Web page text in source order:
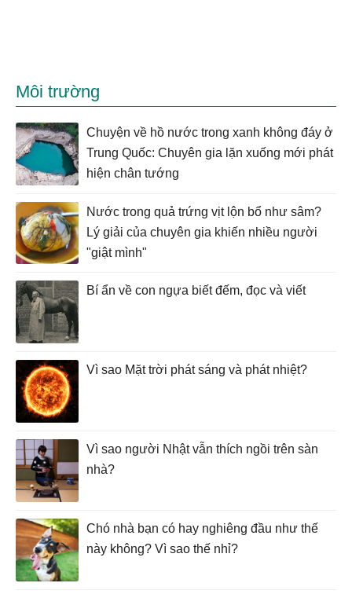
Môi trường
Chuyện về hồ nước trong xanh không đáy ở
Trung Quốc: Chuyên gia lặn xuống mới phát
hiện chân tướng
Nước trong quả trứng vịt lộn bổ như sâm?
Lý giải của chuyên gia khiến nhiều người
"giật mình"
Bí ẩn về con ngựa biết đếm, đọc và viết
Vì sao Mặt trời phát sáng và phát nhiệt?
Vì sao người Nhật vẫn thích ngồi trên sàn
nhà?
Chó nhà bạn có hay nghiêng đầu như thế
này không? Vì sao thế nhỉ?